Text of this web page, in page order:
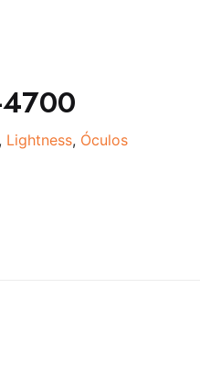
, Lightness, Óculos